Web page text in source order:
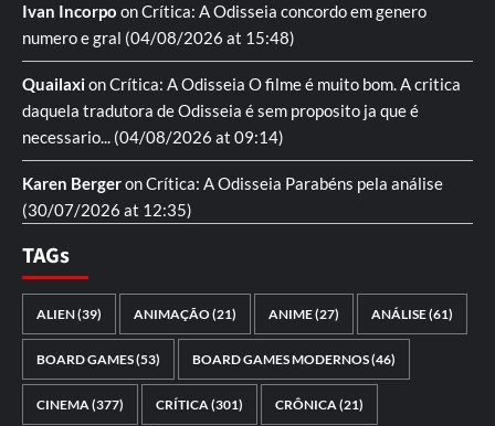
Ivan Incorpo onCrítica: A Odisseia concordo em genero
numero e gral (04/08/2026 at 15:48)
QuailaxionCrítica: A Odisseia O filme é muito bom. A critica
daquela tradutora de Odisseia é sem proposito ja que é
necessario... (04/08/2026 at 09:14)
Karen BergeronCrítica: A Odisseia Parabéns pela análise
(30/07/2026 at 12:35)
TAGs
ALIEN(39) ANIMAÇÃO(21) ANIME(27) ANÁLISE(61)
BOARD GAMES(53) BOARD GAMES MODERNOS(46)
CINEMA(377) CRÍTICA(301) CRÔNICA(21)